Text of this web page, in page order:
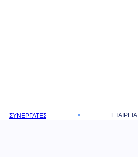
ΣΥΝΕΡΓΆΤΕΣ ΕΤΑΙΡΕΊΑ